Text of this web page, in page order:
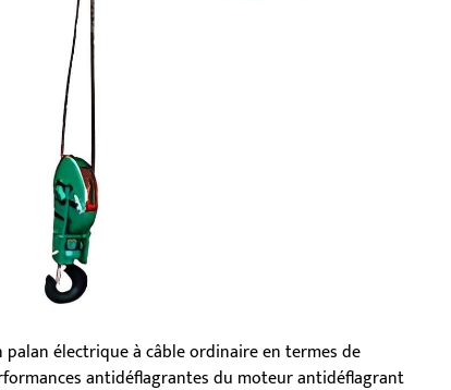
électrique à câble ordinaire en termes de
antidéflagrantes du moteur antidéflagrant